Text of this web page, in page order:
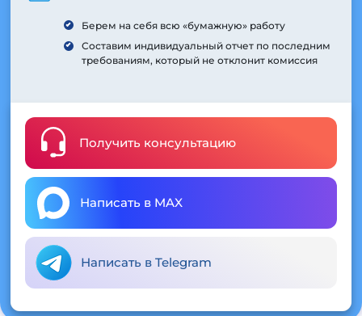
Берем на себя всю «бумажную» работу
Составим индивидуальный отчет по последним
требованиям, который не отклонит комиссия
Получить консультацию
Написать в MAX
Написать в Telegram